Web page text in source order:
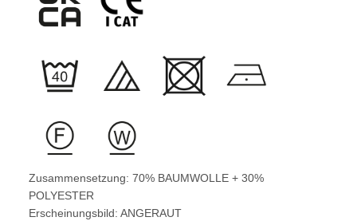
Zusammensetzung: 70% BAUMWOLLE + 30%
POLYESTER
Erscheinungsbild: ANGERAUT